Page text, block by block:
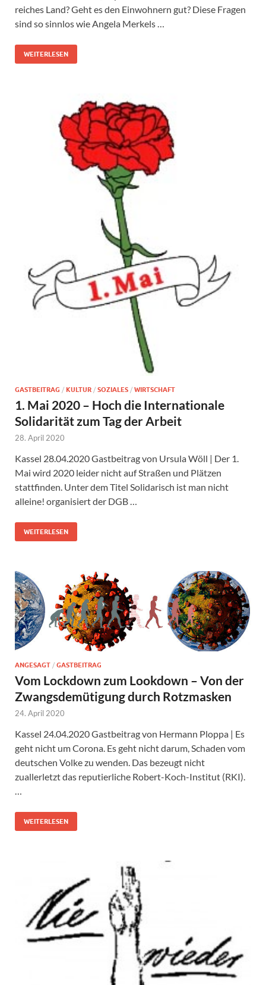
reiches Land? Geht es den Einwohnern gut? Diese Fragen
sind so sinnlos wie Angela Merkels …
WEITERLESEN
GASTBEITRAG / KULTUR / SOZIALES / WIRTSCHAFT
1. Mai 2020 – Hoch die Internationale
Solidarität zum Tag der Arbeit
28. April 2020
Kassel 28.04.2020 Gastbeitrag von Ursula Wöll | Der 1.
Mai wird 2020 leider nicht auf Straßen und Plätzen
stattfinden. Unter dem Titel Solidarisch ist man nicht
alleine! organisiert der DGB …
WEITERLESEN
ANGESAGT / GASTBEITRAG
Vom Lockdown zum Lookdown – Von der
Zwangsdemütigung durch Rotzmasken
24. April 2020
Kassel 24.04.2020 Gastbeitrag von Hermann Ploppa | Es
geht nicht um Corona. Es geht nicht darum, Schaden vom
deutschen Volke zu wenden. Das bezeugt nicht
zuallerletzt das reputierliche Robert-Koch-Institut (RKI).
…
WEITERLESEN